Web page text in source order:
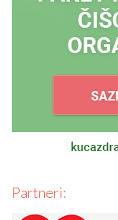
Partneri: